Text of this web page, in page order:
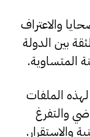
والاعتراف
بين الدولة
المتساوية.
الملفات
والتفرغ
والاستقرار.